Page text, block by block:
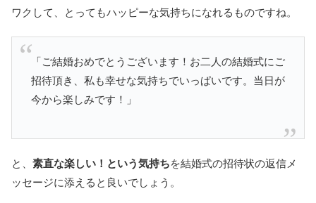
ワクして、とってもハッピーな気持ちになれるものですね。
「ご結婚おめでとうございます！お二人の結婚式にご
招待頂き、私も幸せな気持ちでいっぱいです。当日が
今から楽しみです！」
と、 素直な楽しい！という気持ちを結婚式の招待状の返信メ
ッセージに添えると良いでしょう。